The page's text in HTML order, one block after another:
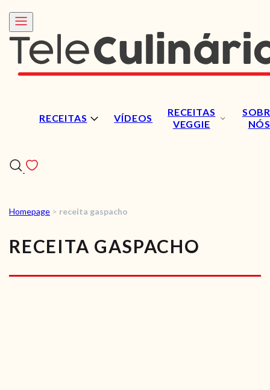
RECEITAS VÍDEOS
RECEITAS
VEGGIE
NÓS
RECEITAS
VÍDEOS
RECEITAS VEGGIE
Homepage > receita gaspacho
RECEITA GASPACHO